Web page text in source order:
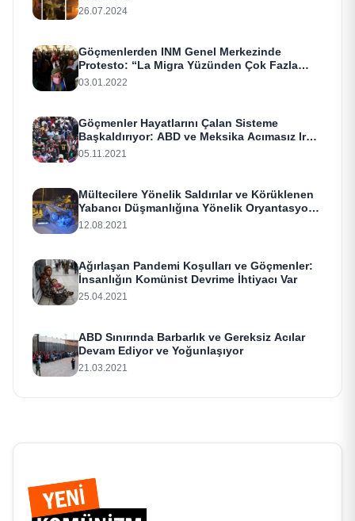
26.07.2024
Göçmenlerden INM Genel Merkezinde
Protesto: “La Migra Yüzünden Çok Fazla
Saldırıya Maruz Kaldık!”
03.01.2022
Göçmenler Hayatlarını Çalan Sisteme
Başkaldırıyor: ABD ve Meksika Acımasız Irkçı
Baskıyı Yoğunlaştırıyor. Göçmenlerin Haklı
05.11.2021
Mültecilere Yönelik Saldırılar ve Körüklenen
Yabancı Düşmanlığına Yönelik Oryantasyon
Notları:
12.08.2021
Ağırlaşan Pandemi Koşulları ve Göçmenler:
İnsanlığın Komünist Devrime İhtiyacı Var
25.04.2021
ABD Sınırında Barbarlık ve Gereksiz Acılar
Devam Ediyor ve Yoğunlaşıyor
21.03.2021